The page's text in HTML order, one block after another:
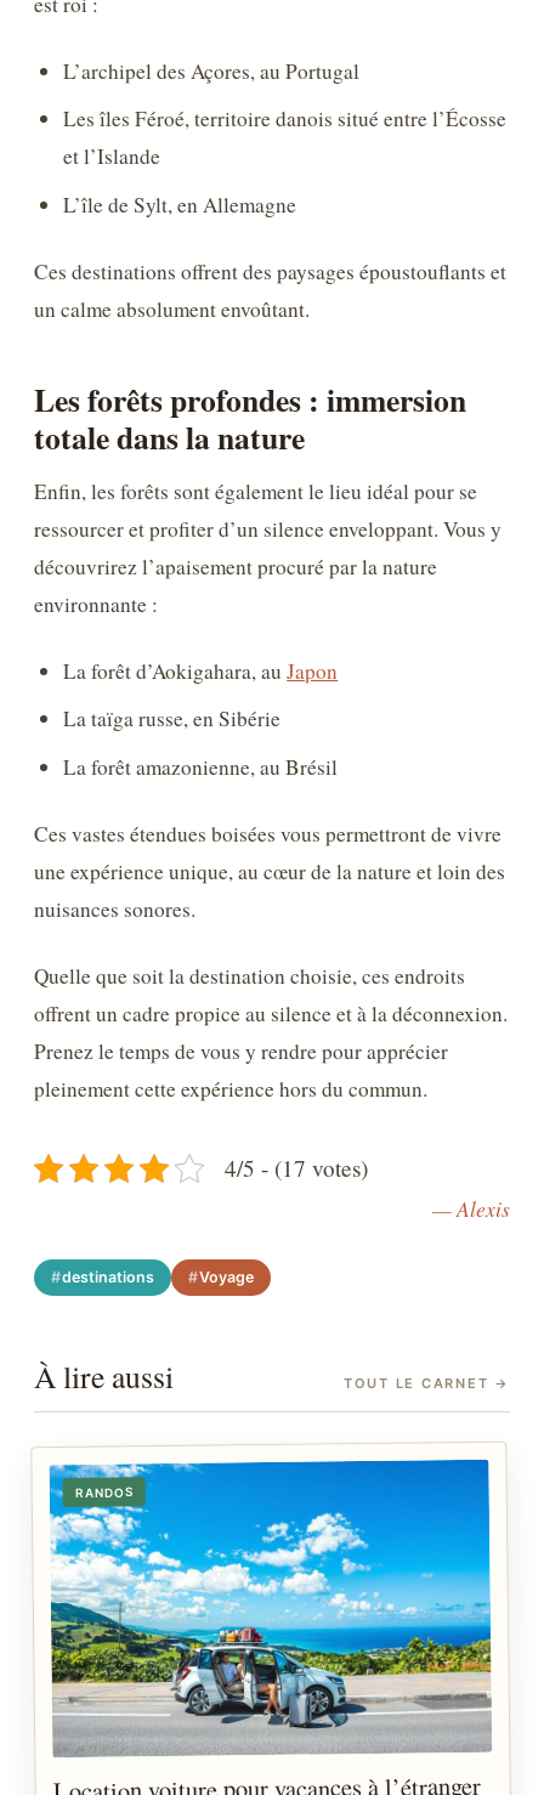
L’archipel des Açores, au Portugal
Les îles Féroé, territoire danois situé entre l’Écosse
et l’Islande
L’île de Sylt, en Allemagne
Ces destinations offrent des paysages époustouflants et
un calme absolument envoûtant.
Les forêts profondes : immersion
totale dans la nature
Enfin, les forêts sont également le lieu idéal pour se
ressourcer et profiter d’un silence enveloppant. Vous y
découvrirez l’apaisement procuré par la nature
environnante :
La forêt d’Aokigahara, auJapon
La taïga russe, en Sibérie
La forêt amazonienne, au Brésil
Ces vastes étendues boisées vous permettront de vivre
une expérience unique, au cœur de la nature et loin des
nuisances sonores.
Quelle que soit la destination choisie, ces endroits
offrent un cadre propice au silence et à la déconnexion.
Prenez le temps de vous y rendre pour apprécier
pleinement cette expérience hors du commun.
4/5 - (17 votes)
— Alexis
destinations Voyage
À lire aussi TOUT LE CARNET →
RANDOS